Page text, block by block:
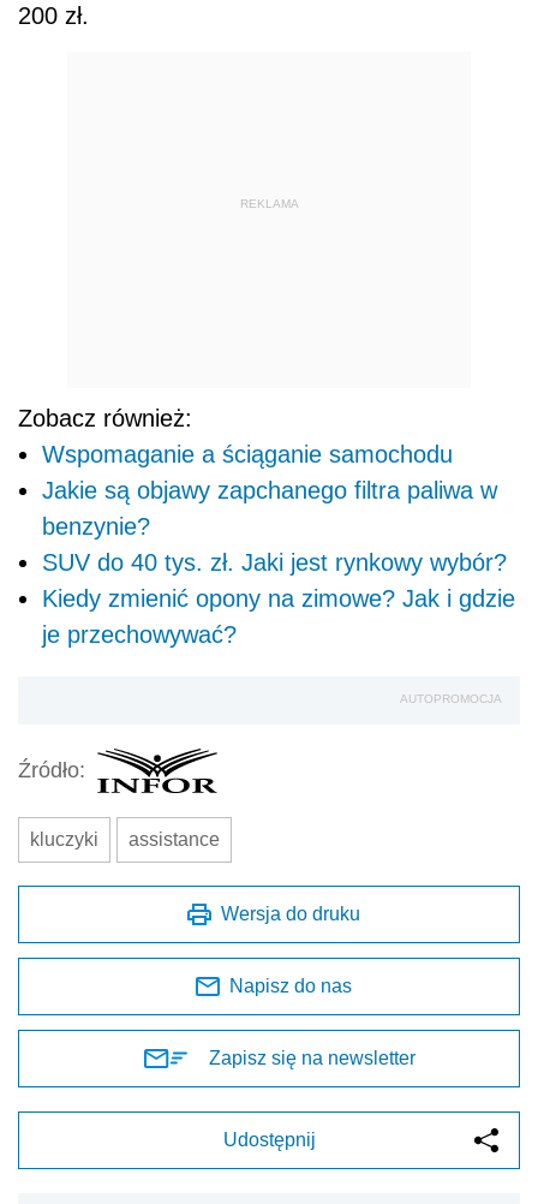
200 zł.
REKLAMA
Zobacz również:
Wspomaganie a ściąganie samochodu
Jakie są objawy zapchanego filtra paliwa w
benzynie?
SUV do 40 tys. zł. Jaki jest rynkowy wybór?
Kiedy zmienić opony na zimowe? Jak i gdzie
je przechowywać?
AUTOPROMOCJA
Źródło:
kluczyki assistance
Wersja do druku
Napisz do nas
Zapisz się na newsletter
Udostępnij